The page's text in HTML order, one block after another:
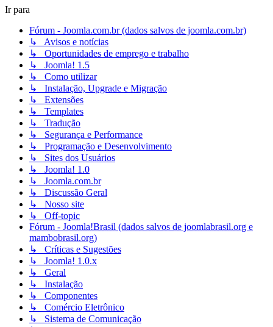
Ir para
Fórum - Joomla.com.br (dados salvos de joomla.com.br)
↳ Avisos e notícias
↳ Oportunidades de emprego e trabalho
↳ Joomla! 1.5
↳ Como utilizar
↳ Instalação, Upgrade e Migração
↳ Extensões
↳ Templates
↳ Tradução
↳ Segurança e Performance
↳ Programação e Desenvolvimento
↳ Sites dos Usuários
↳ Joomla! 1.0
↳ Joomla.com.br
↳ Discussão Geral
↳ Nosso site
↳ Off-topic
Fórum - Joomla!Brasil (dados salvos de joomlabrasil.org e
mambobrasil.org)
↳ Críticas e Sugestões
↳ Joomla! 1.0.x
↳ Geral
↳ Instalação
↳ Componentes
↳ Comércio Eletrônico
↳ Sistema de Comunicação